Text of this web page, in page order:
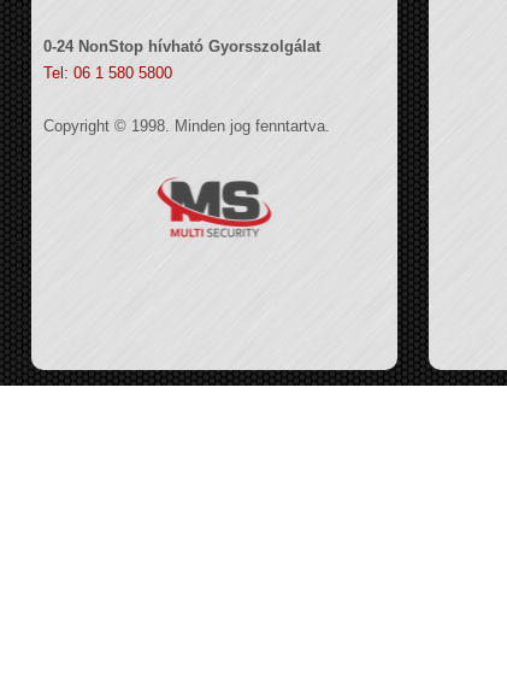
0-24 NonStop hívható Gyorsszolgálat
Tel: 06 1 580 5800
Copyright © 1998. Minden jog fenntartva.